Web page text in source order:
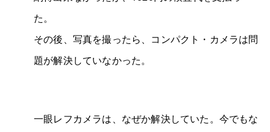
た。
その後、写真を撮ったら、コンパクト・カメラは問
題が解決していなかった。
一眼レフカメラは、なぜか解決していた。今でもな